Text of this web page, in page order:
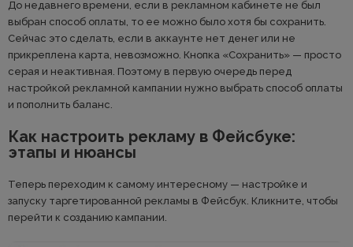
До недавнего времени, если в рекламном кабинете не был
выбран способ оплаты, то ее можно было хотя бы сохранить.
Сейчас это сделать, если в аккаунте нет денег или не
прикреплена карта, невозможно. Кнопка «Сохранить» — просто
серая и неактивная. Поэтому в первую очередь перед
настройкой рекламной кампании нужно выбрать способ оплаты
и пополнить баланс.
Как настроить рекламу в Фейсбуке:
этапы и нюансы
Теперь переходим к самому интересному — настройке и
запуску таргетированной рекламы в Фейсбук. Кликните, чтобы
перейти к созданию кампании.